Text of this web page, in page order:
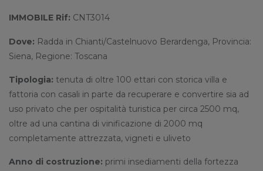
IMMOBILE Rif: CNT3014
Dove: Radda in Chianti/Castelnuovo Berardenga, Provincia:
Siena, Regione: Toscana
Tipologia: tenuta di oltre 100 ettari con storica villa e
fattoria con casali in parte da recuperare e convertire sia ad
uso privato che per ospitalità turistica per circa 2500 mq,
oltre ad una cantina di vinificazione di 2000 mq
completamente attrezzata, vigneti e uliveto
Anno di costruzione: primi insediamenti della fortezza